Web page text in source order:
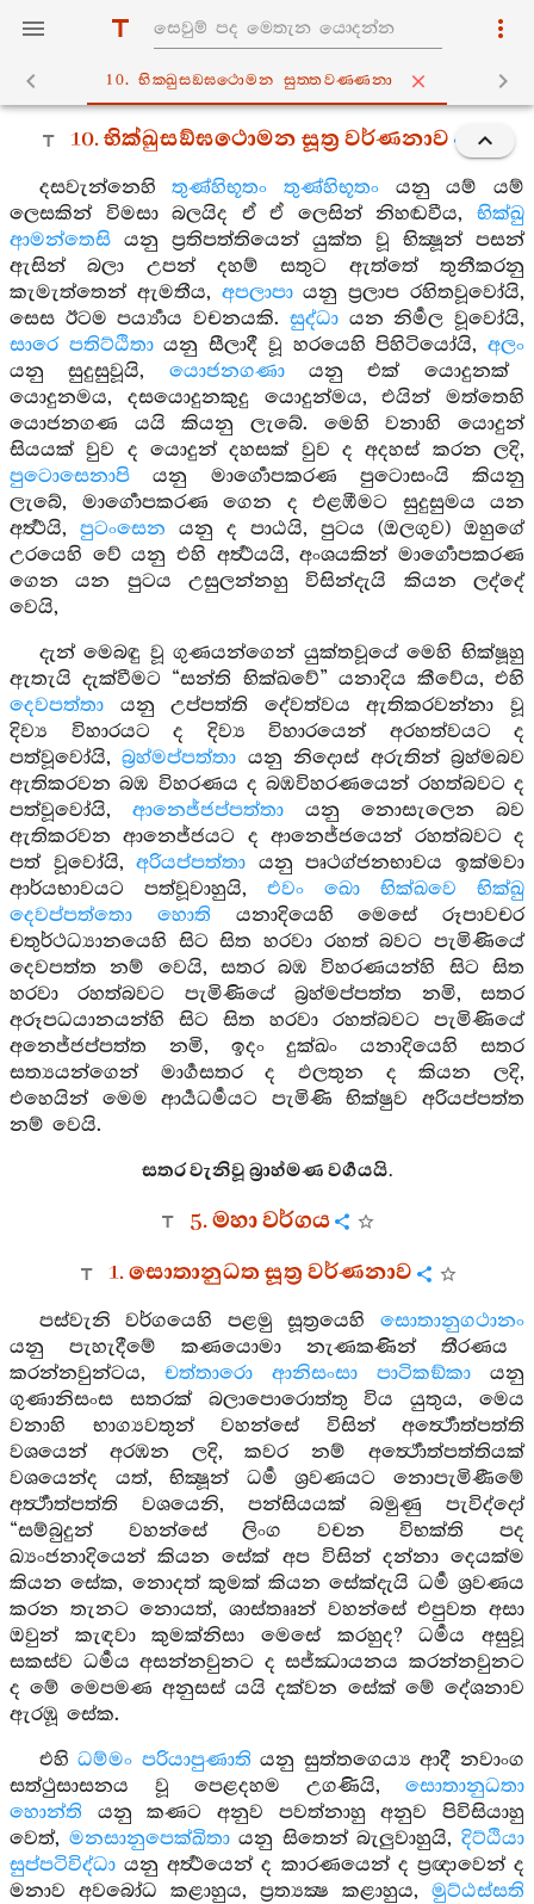
10. භික‍්ඛුසඞ‍්ඝථොමන සුත‍්තවණ‍්ණනා
10. භික්ඛුසඞ්ඝථොමන සූත්‍ර වර්ණනාව
දසවැන්නෙහිතුණ්හිභූතං තුණ්හිභූතං යනු යම් යම්
ලෙසකින් විමසා බලයිද ඒ ඒ ලෙසින් නිහඬවීය, භික්ඛු
ආමන්තෙසි යනු ප්‍රතිපත්තියෙන් යුක්ත වූ භික්‍ෂූන් පසන්
ඇසින් බලා උපන් දහම් සතුට ඇත්තේ තුනීකරනු
කැමැත්තෙන් ඇමතීය, අපලාපායනු ප්‍රලාප රහිතවූවෝයි,
සෙස ඊටම පර්‍ය්‍යාය වචනයකි. සුද්ධායන නිර්‍මල වූවෝයි,
සාරෙ පතිට්ඨිතායනු සීලාදී වූ හරයෙහි පිහිටියෝයි,අලං
යනු සුදුසුවූයි, යොජනගණායනු එක් යොදුනක්
යොදුනමය, දසයොදුනකුදු යොදුන්මය, එයින් මත්තෙහි
යොජනගණ යයි කියනු ලැබේ. මෙහි වනාහි යොදුන්
සියයක් වුව ද යොදුන් දහසක් වුව ද අදහස් කරන ලදි,
පුටොසෙනාපි යනු මාර්‍ගොපකරණ පුටොසංයි කියනු
ලැබේ, මාර්‍ගොපකරණ ගෙන ද එළඹීමට සුදුසුමය යන
අර්‍ත්‍ථයි, පුටංසෙන යනු ද පාඨයි, පුටය (ඔලගුව) ඔහුගේ
උරයෙහි වේ යනු එහි අර්‍ත්‍ථයයි, අංශයකින් මාර්‍ගොපකරණ
ගෙන යන පුටය උසුලන්නහු විසින්දැයි කියන ලද්දේ
වෙයි,
දැන් මෙබඳු වූ ගුණයන්ගෙන් යුක්තවූයේ මෙහි භික්ෂූහු
ඇතැයි දැක්වීමට “සන්ති භික්ඛවේ” යනාදිය කීවේය, එහි
දෙවපත්තා යනු උප්පත්ති දේවත්වය ඇතිකරවන්නා වූ
දිව්‍ය විහාරයට ද දිව්‍ය විහාරයෙන් අරහත්වයට ද
පත්වූවෝයි,බ්‍රහ්මප්පත්තා යනු නිදොස් අරුතින් බ්‍රහ්මබව
ඇතිකරවන බඹ විහරණය ද බඹවිහරණයෙන් රහත්බවට ද
පත්වූවෝයි, ආනෙජ්ජප්පත්තා යනු නොසැලෙන බව
ඇතිකරවන ආනෙජ්ජයට ද ආනෙජ්ජයෙන් රහත්බවට ද
පත් වූවෝයි,අරියප්පත්තා යනු පෘථග්ජනභාවය ඉක්මවා
ආර්යභාවයට පත්වූවාහුයි, එවං ඛො භික්ඛවෙ භික්ඛු
දෙවප්පත්තො හොති යනාදියෙහි මෙසේ රූපාවචර
චතුර්ථධ්‍යානයෙහි සිට සිත හරවා රහත් බවට පැමිණියේ
දෙවපත්ත නම් වෙයි, සතර බඹ විහරණයන්හි සිට සිත
හරවා රහත්බවට පැමිණියේ බ්‍රහ්මප්පත්ත නමි, සතර
අරූපධයානයන්හි සිට සිත හරවා රහත්බවට පැමිණියේ
අනෙජ්ජප්පත්ත නමි, ඉදං දුක්ඛං යනාදියෙහි සතර
සත්‍යයන්ගෙන් මාර්‍ගසතර ද ඵලතුන ද කියන ලදි,
එහෙයින් මෙම ආර්‍යධර්‍මයට පැමිණි භික්ෂුව අරියප්පත්ත
නම් වෙයි.
සතර වැනිවූ බ්‍රාහ්මණ වර්‍ගයයි.
5. මහා වර්ගය
1. සොතානුධත සූත්‍ර වර්ණනාව
පස්වැනි වර්ගයෙහි පළමු සූත්‍රයෙහි සොතානුගථානං
යනු පැහැදීමේ කණයොමා නැණකණින් තීරණය
කරන්නවුන්ටය, චත්තාරො ආනිසංසා පාටිකඞ්කා යනු
ගුණානිසංස සතරක් බලාපොරොත්තු විය යුතුය, මෙය
වනාහි භාග්‍යවතුන් වහන්සේ විසින් අර්‍ත්‍ථොත්පත්ති
වශයෙන් අරඹන ලදි, කවර නම් අර්‍ත්‍ථොත්පත්තියක්
වශයෙන්ද යත්, භික්‍ෂූන් ධර්‍ම ශ්‍රවණයට නොපැමිණීමේ
අර්‍ත්‍ථාත්පත්ති වශයෙනි, පන්සියයක් බමුණු පැවිද්දෝ
“සම්බුදුන් වහන්සේ ලිංග වචන විභක්ති පද
ඛ්‍යංජනාදියෙන් කියන සේක් අප විසින් දන්නා දෙයක්ම
කියන සේක, නොදත් කුමක් කියන සේක්දැයි ධර්‍ම ශ්‍රවණය
කරන තැනට නොයත්, ශාස්තෲන් වහන්සේ එපුවත අසා
ඔවුන් කැඳවා කුමක්නිසා මෙසේ කරහුද? ධර්‍මය අසුවූ
සකස්ව ධර්‍මය අසන්නවුනට ද සජ්ඣායනය කරන්නවුනට
ද මේ මෙපමණ අනුසස් යයි දක්වන සේක් මේ දේශනාව
ඇරඹූ සේක.
එහිධම්මං පරියාපුණාති යනු සුත්තගෙය්‍ය ආදී නවාංග
සත්ථුසාසනය වූ පෙළදහම උගණියි, සොතානුධතා
හොන්ති යනු කණට අනුව පවත්නාහු අනුව පිවිසියාහු
වෙත්, මනසානුපෙක්ඛිතායනු සිතෙන් බැලුවාහුයි,දිට්ඨියා
සුප්පටිවිද්ධා යනු අර්‍ත්‍ථයෙන් ද කාරණයෙන් ද ප්‍රඥාවෙන් ද
මනාව අවබෝධ කළාහුය, ප්‍රත්‍යක්‍ෂ කළාහුය, මුට්ඨස්සති